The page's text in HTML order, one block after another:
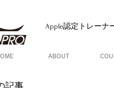
Apple認定トレー
ABOUT
記事